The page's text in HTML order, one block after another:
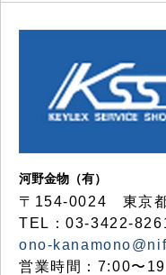
河野金物（有）
〒154-0024 東京
TEL：03-3422-
ono-
営業時間：7:00〜